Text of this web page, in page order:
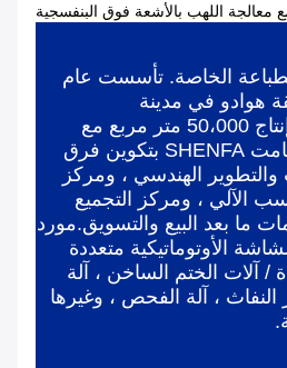
معالجة اللهب بالأشعة فوق البنفسجية
الخاصة. تأسست عام
هوادو في مدينة
قوانغتشو.لديها مصنع إنتاج 50،000 متر مربع مع
مناظر طبيعية جميلة.قامت SHENFA بتكوين فرق
الهندسي ، ومركز
الآلي ، ومركز التجميع
ما بعد البيع والتسويق.مورد
الأوتوماتيكية متعددة
/ آلات الختم الساخن ، آلة
النفاث ، آلة الفحص ، وغيرها